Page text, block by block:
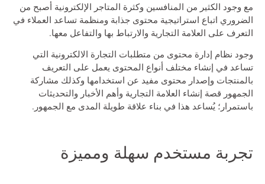
مع وجود الكثير من المنافسين وكثرة المتاجر الإلكترونية أصبح من
الضروري اتباع استراتيجية محتوى جذابة ومنظمة تساعد العملاء في
التعرف على العلامة التجارية والارتباط بها والتفاعل معها.
وجود نظام إدارة محتوى من متطلبات التجارة الالكترونية التي
تساعد في إنشاء مختلف أنواع المحتوى يعمل على التعريف
بالمنتجات وإصدار محتوى مفيد عن استخدامها وكذلك مشاركة
الجمهور قصة إنشاء العلامة التجارية وأهم الأخبار والتحديثات
باستمرار؛ يُساعد هذا في بناء علاقة طويلة المدى مع الجمهور.
تجربة مستخدم سهلة ومميزة